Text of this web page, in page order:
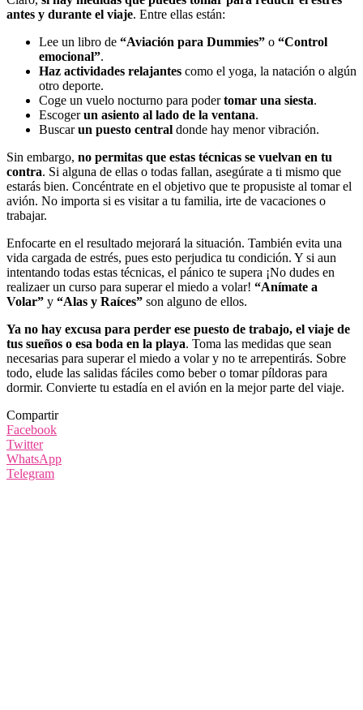
antes y durante el viaje. Entre ellas están:
Lee un libro de “Aviación para Dummies” o “Control
emocional”.
Haz actividades relajantes como el yoga, la natación o algún
otro deporte.
Coge un vuelo nocturno para podertomar una siesta.
Escogerun asiento al lado de la ventana.
Buscarun puesto central donde hay menor vibración.
Sin embargo, no permitas que estas técnicas se vuelvan en tu
contra. Si alguna de ellas o todas fallan, asegúrate a ti mismo que
estarás bien. Concéntrate en el objetivo que te propusiste al tomar el
avión. No importa si es visitar a tu familia, irte de vacaciones o
trabajar.
Enfocarte en el resultado mejorará la situación. También evita una
vida cargada de estrés, pues esto perjudica tu condición. Y si aun
intentando todas estas técnicas, el pánico te supera ¡No dudes en
realizaer un curso para superar el miedo a volar! “Anímate a
Volar” y “Alas y Raíces” son alguno de ellos.
Ya no hay excusa para perder ese puesto de trabajo, el viaje de
tus sueños o esa boda en la playa. Toma las medidas que sean
necesarias para superar el miedo a volar y no te arrepentirás. Sobre
todo, elude las salidas fáciles como beber o tomar píldoras para
dormir. Convierte tu estadía en el avión en la mejor parte del viaje.
Compartir
Facebook
Twitter
WhatsApp
Telegram